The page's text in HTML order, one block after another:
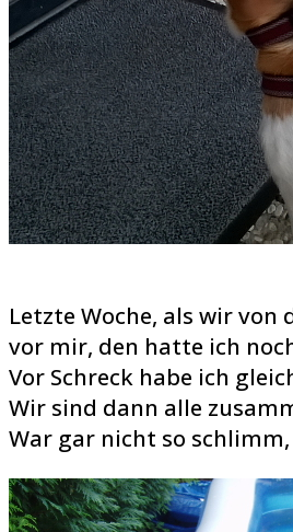
Letzte Woche, als wir von
vor mir, den hatte ich
Vor Schreck habe ich
Wir sind dann alle
War gar nicht so